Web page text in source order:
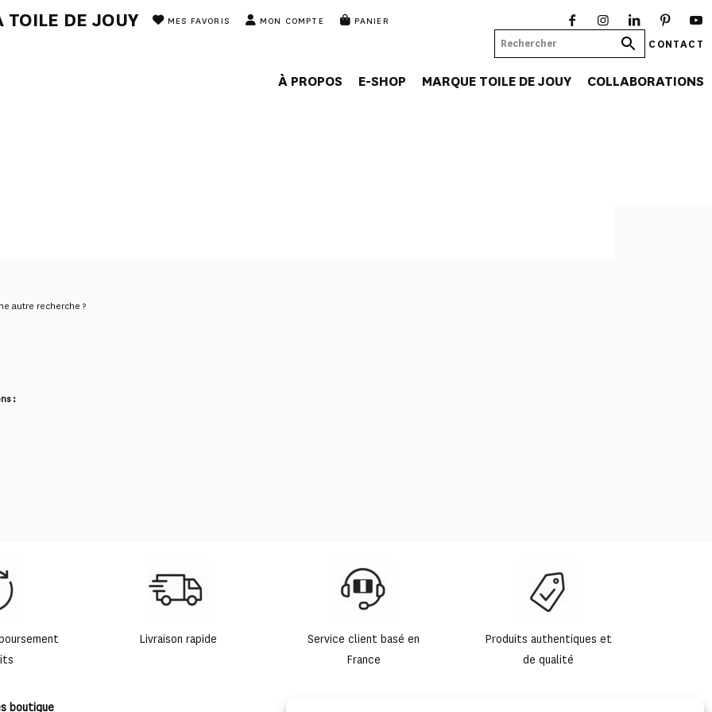
TOILE DE JOUY MES FAVORIS MON COMPTE PANIER
CONTACT
À PROPOS E-SHOP MARQUE TOILE DE JOUY COLLABORATIONS
autre recherche ?
:
Livraison rapide
Service client basé en
France
Produits authentiques et
de qualité
boutique